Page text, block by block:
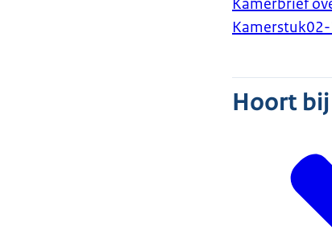
Kamerbrief
Kamerstuk
Hoort bij